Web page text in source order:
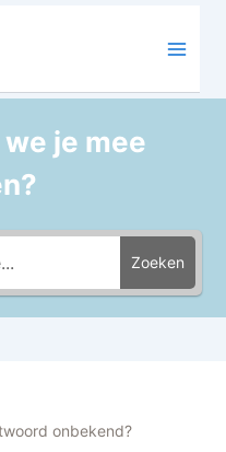
je mee
Zoeken
onbekend?